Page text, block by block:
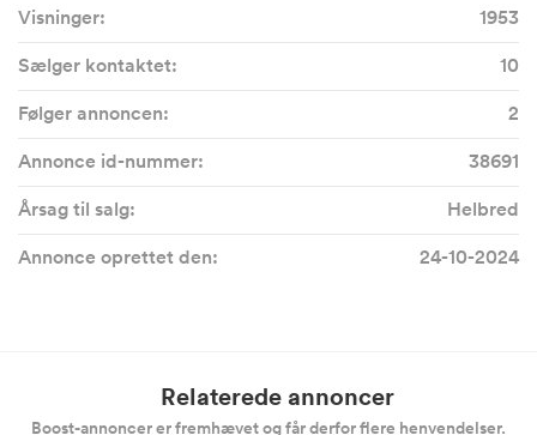
Visninger:
1953
Sælger kontaktet:
10
Følger annoncen:
2
Annonce id-nummer:
38691
Årsag til salg:
Helbred
Annonce oprettet den:
24-10-2024
Relaterede annoncer
Boost-annoncer er fremhævet og får derfor flere henvendelser.